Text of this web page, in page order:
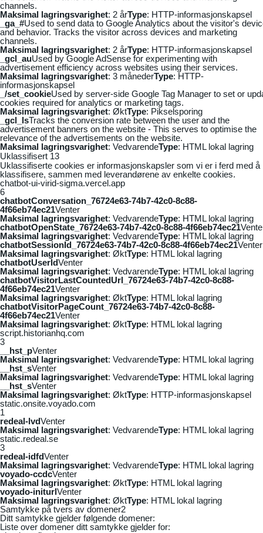
channels.
Maksimal lagringsvarighet: 2 årType: HTTP-informasjonskapsel
_ga_#Used to send data to Google Analytics about the visitor's
and behavior. Tracks the visitor across devices and marketing
channels.
Maksimal lagringsvarighet: 2 årType: HTTP-informasjonskapsel
_gcl_auUsed by Google AdSense for experimenting with
advertisement efficiency across websites using their services.
Maksimal lagringsvarighet: 3 månederType: HTTP-
informasjonskapsel
_/set_cookieUsed by server-side Google Tag Manager to set or
cookies required for analytics or marketing tags.
Maksimal lagringsvarighet: ØktType: Pikselsporing
_gcl_lsTracks the conversion rate between the user and the
advertisement banners on the website - This serves to optimise the
relevance of the advertisements on the website.
Maksimal lagringsvarighet: VedvarendeType: HTML lokal lagring
Uklassifisert 13
Uklassifiserte cookies er informasjonskapsler som vi er i ferd med å
klassifisere, sammen med leverandørene av enkelte cookies.
chatbot-ui-virid-sigma.vercel.app
6
chatbotConversation_76724e63-74b7-42c0-8c88-
4f66eb74ec21Venter
Maksimal lagringsvarighet: VedvarendeType: HTML lokal lagring
chatbotOpenState_76724e63-74b7-42c0-8c88-4f66eb74ec21
Maksimal lagringsvarighet: VedvarendeType: HTML lokal lagring
chatbotSessionId_76724e63-74b7-42c0-8c88-4f66eb74ec21Venter
Maksimal lagringsvarighet: ØktType: HTML lokal lagring
chatbotUserIdVenter
Maksimal lagringsvarighet: VedvarendeType: HTML lokal lagring
chatbotVisitorLastCountedUrl_76724e63-74b7-42c0-8c88-
4f66eb74ec21Venter
Maksimal lagringsvarighet: ØktType: HTML lokal lagring
chatbotVisitorPageCount_76724e63-74b7-42c0-8c88-
4f66eb74ec21Venter
Maksimal lagringsvarighet: ØktType: HTML lokal lagring
script.historianhq.com
3
__hst_pVenter
Maksimal lagringsvarighet: VedvarendeType: HTML lokal lagring
__hst_sVenter
Maksimal lagringsvarighet: VedvarendeType: HTML lokal lagring
__hst_sVenter
Maksimal lagringsvarighet: ØktType: HTTP-informasjonskapsel
static.onsite.voyado.com
1
redeal-lvdVenter
Maksimal lagringsvarighet: VedvarendeType: HTML lokal lagring
static.redeal.se
3
redeal-idfdVenter
Maksimal lagringsvarighet: VedvarendeType: HTML lokal lagring
voyado-ccdcVenter
Maksimal lagringsvarighet: ØktType: HTML lokal lagring
voyado-initurlVenter
Maksimal lagringsvarighet: ØktType: HTML lokal lagring
Samtykke på tvers av domener2
Ditt samtykke gjelder følgende domener:
Liste over domener ditt samtykke gjelder for: